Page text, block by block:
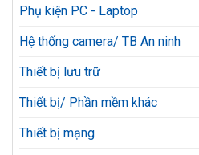
Phụ kiện PC - Laptop
Hệ thống camera/ TB An ninh
Thiết bị lưu trữ
Thiết bị/ Phần mềm khác
Thiết bị mạng